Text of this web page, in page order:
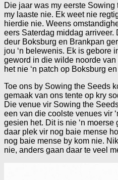
Die jaar was my eerste
my laaste nie. Ek weet nie
hierdie nie. Weens
eers Saterdag middag arriveer.
deur Boksburg en Brankpan
jou ‘n belewenis. Ek is gebore
geword in die wilde noorde
het nie ‘n patch op Boksburg
Toe ons by Sowing the Seeds
gemaak van ons tente op kry
Die venue vir Sowing the
een van die coolste venues vir
gesien het. Dit is nie ‘n
daar plek vir nog baie mense
nog baie mense by kom nie.
nie, anders gaan daar te veel